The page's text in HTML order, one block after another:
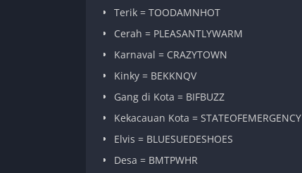
Terik = TOODAMNHOT
Cerah = PLEASANTLYWARM
Karnaval = CRAZYTOWN
Kinky = BEKKNQV
Gang di Kota = BIFBUZZ
Kekacauan Kota = STATEOFEMERGENCY
Elvis = BLUESUEDESHOES
Desa = BMTPWHR